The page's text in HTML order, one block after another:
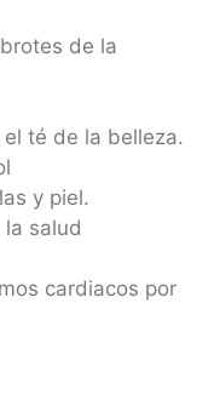
de la
té de la belleza.
y piel.
salud
cardiacos por